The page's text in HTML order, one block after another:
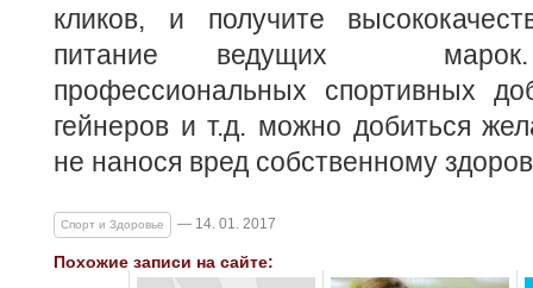
кликов, и получите
питание ведущих
профессиональных спортивных
гейнеров и т.д. можно добиться
не нанося вред собственному
Спорт и Здоровье — 14. 01. 2017
Похожие записи на сайте: